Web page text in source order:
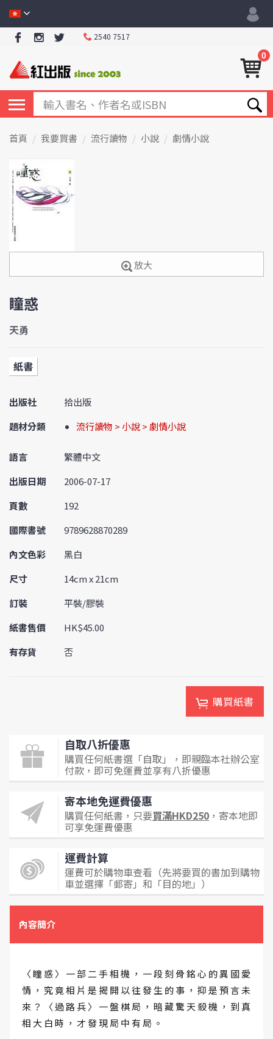
2540 7517
0
首頁 我要買書 流行讀物 小說 劇情小說
放大
瞳惑
天勇
紙書
出版社
拾出版
題材分類
流行讀物 > 小說 > 劇情小說
語言
繁體中文
出版日期
2006-07-17
頁數
192
國際書號
9789628870289
內文色彩
黑白
尺寸
14cm x 21cm
訂裝
平裝/膠裝
紙書售價
HK$45.00
有存貨
否
購買紙書
自取八折優惠
購買任何紙書選「自取」，即親臨本社辦公室
付款，即可免運費並享有八折優惠
寄本地免運費優惠
購買任何紙書，只要買滿HKD250 ，寄本地即
可享免運費優惠
運費計算
運費可於購物車查看（先將要買的書加到購物
車並選擇「郵寄」和「目的地」）
內容簡介
〈 瞳 惑 〉 一 部 二 手 相 機 ， 一 段 刻 骨 銘 心 的 異 國 愛
情 ， 究 竟 相 片 是 揭 開 以 往 發 生 的 事 ， 抑 是 預 言 未
來 ？ 〈 過 路 兵 〉 一 盤 棋 局 ， 暗 藏 驚 天 殺 機 ， 到 真
相 大 白 時 ， 才 發 現 局 中 有 局 。